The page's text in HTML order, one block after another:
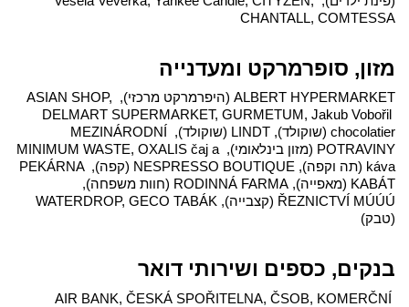
CHANTALL, COMTESSA
מזון, סופרמרקט ומעדנייה
ALBERT HYPERMARKET (היפרמרקט מרכזי), ASIAN SHOP,
DELMART SUPERMARKET, GURMETUM, Jakub Vobořil
chocolatier (שוקולד), LINDT (שוקולד), MEZINÁRODNÍ
POTRAVINY (מזון בינלאומי), MINIMUM WASTE, OXALIS čaj a
káva (תה וקפה), NESPRESSO BOUTIQUE (קפה), PEKÁRNA
(טבק)
בנקים, כספים ושירותי דואר
AIR BANK, ČESKÁ SPOŘITELNA, ČSOB, KOMERČNÍ